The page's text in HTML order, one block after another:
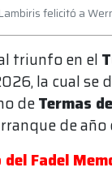
felicitó a
triunfo en el
la cual se
deTermas
de año
Fadel